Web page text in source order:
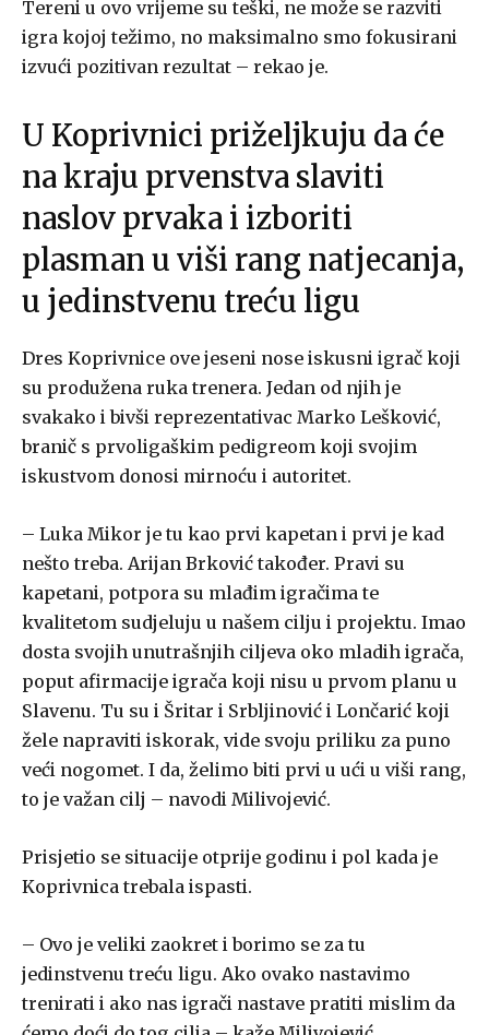
Tereni u ovo vrijeme su teški, ne može se razviti
igra kojoj težimo, no maksimalno smo fokusirani
izvući pozitivan rezultat – rekao je.
U Koprivnici priželjkuju da će
na kraju prvenstva slaviti
naslov prvaka i izboriti
plasman u viši rang natjecanja,
u jedinstvenu treću ligu
Dres Koprivnice ove jeseni nose iskusni igrač koji
su produžena ruka trenera. Jedan od njih je
svakako i bivši reprezentativac Marko Lešković,
branič s prvoligaškim pedigreom koji svojim
iskustvom donosi mirnoću i autoritet.
– Luka Mikor je tu kao prvi kapetan i prvi je kad
nešto treba. Arijan Brković također. Pravi su
kapetani, potpora su mlađim igračima te
kvalitetom sudjeluju u našem cilju i projektu. Imao
dosta svojih unutrašnjih ciljeva oko mladih igrača,
poput afirmacije igrača koji nisu u prvom planu u
Slavenu. Tu su i Šritar i Srbljinović i Lončarić koji
žele napraviti iskorak, vide svoju priliku za puno
veći nogomet. I da, želimo biti prvi u ući u viši rang,
to je važan cilj – navodi Milivojević.
Prisjetio se situacije otprije godinu i pol kada je
Koprivnica trebala ispasti.
– Ovo je veliki zaokret i borimo se za tu
jedinstvenu treću ligu. Ako ovako nastavimo
trenirati i ako nas igrači nastave pratiti mislim da